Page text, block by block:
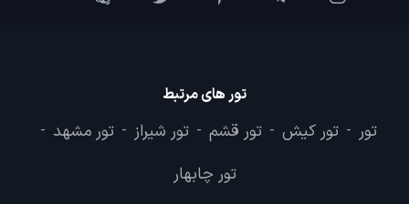
تور های مرتبط
تور - تور کیش - تور قشم - تور شیراز - تور مشهد -
تور چابهار